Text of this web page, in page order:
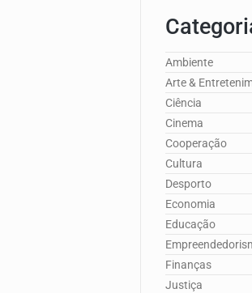
Ambiente
Arte &
Ciência
Cinema
Cooperação
Cultura
Desporto
Economia
Educação
Finanças
Justiça